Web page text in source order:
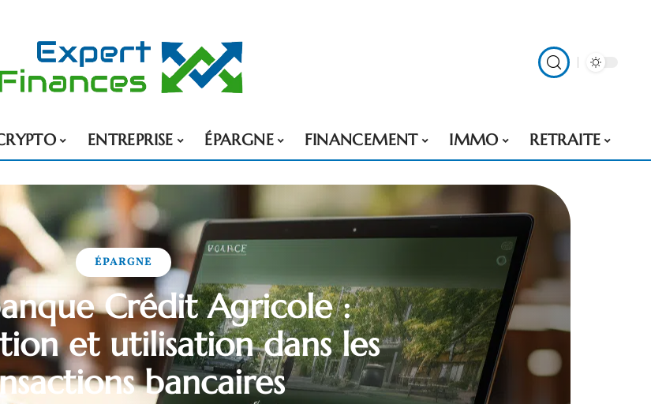
ENTREPRISE ÉPARGNE FINANCEMENT IMMO RETRAITE
ÉPARGNE
Crédit Agricole :
et utilisation dans les
bancaires